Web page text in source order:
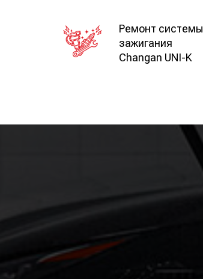
Ремонт системы
зажигания
Changan UNI-K